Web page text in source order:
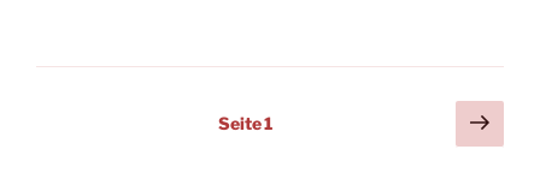
Seitennummerierung
Seite1